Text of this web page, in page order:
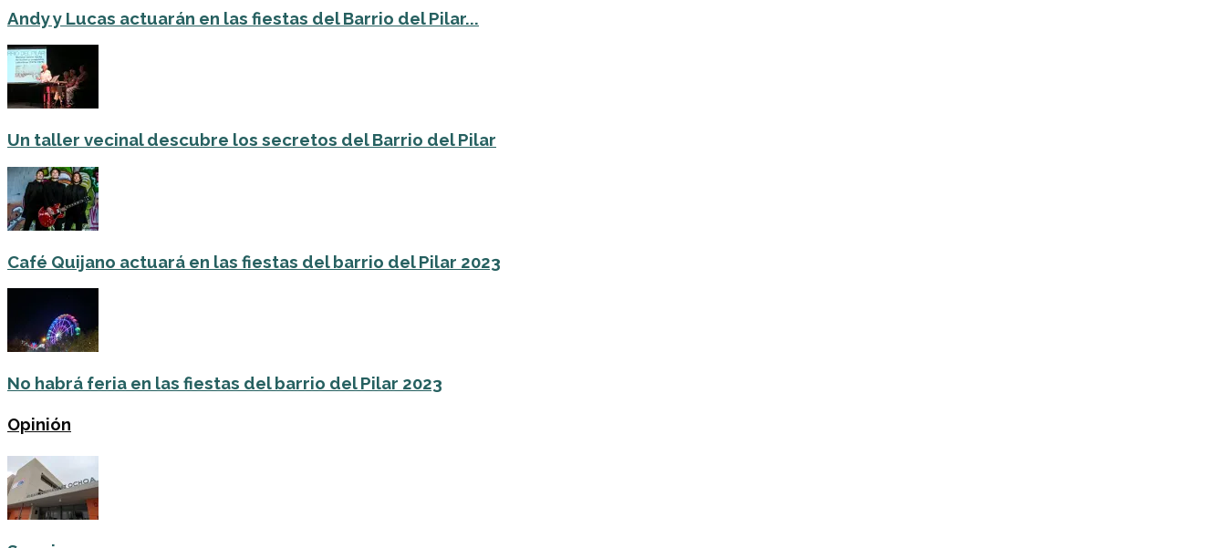
Andy y Lucas actuarán en las fiestas del Barrio del Pilar...
Un taller vecinal descubre los secretos del Barrio del Pilar
Café Quijano actuará en las fiestas del barrio del Pilar 2023
No habrá feria en las fiestas del barrio del Pilar 2023
Opinión